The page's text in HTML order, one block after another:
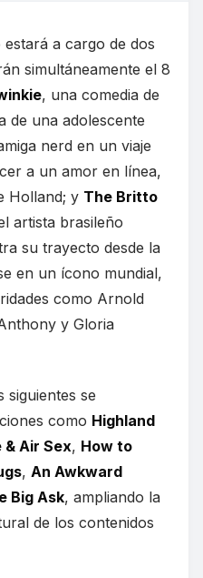
a cargo de dos
simultáneamente el 8
, una comedia de
de una adolescente
nerd en un viaje
a un amor en línea,
Holland; y The Britto
artista brasileño
su trayecto desde la
en un ícono mundial,
como Arnold
y Gloria
siguientes se
como Highland
& Air Sex, How to
, An Awkward
Big Ask, ampliando la
de los contenidos